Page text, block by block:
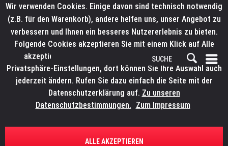
ÜBERSICHT ERSATZTEILE
ROBE 11020094-01
Wir verwenden Cookies. Einige davon sind technisch notwendig
(z.B. für den Warenkorb), andere helfen uns, unser Angebot zu
verbessern und Ihnen ein besseres Nutzererlebnis zu bieten.
Folgende Cookies akzeptieren Sie mit einem Klick auf Alle
akzeptieren. Weitere Informationen finden Sie in den
Privatsphäre-Einstellungen, dort können Sie Ihre Auswahl auch
jederzeit ändern. Rufen Sie dazu einfach die Seite mit der
Datenschutzerklärung auf. Zu unseren
Datenschutzbestimmungen. Zum Impressum
ALLE AKZEPTIEREN